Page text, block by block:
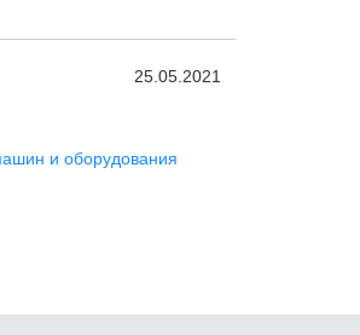
25.05.2021
и оборудования